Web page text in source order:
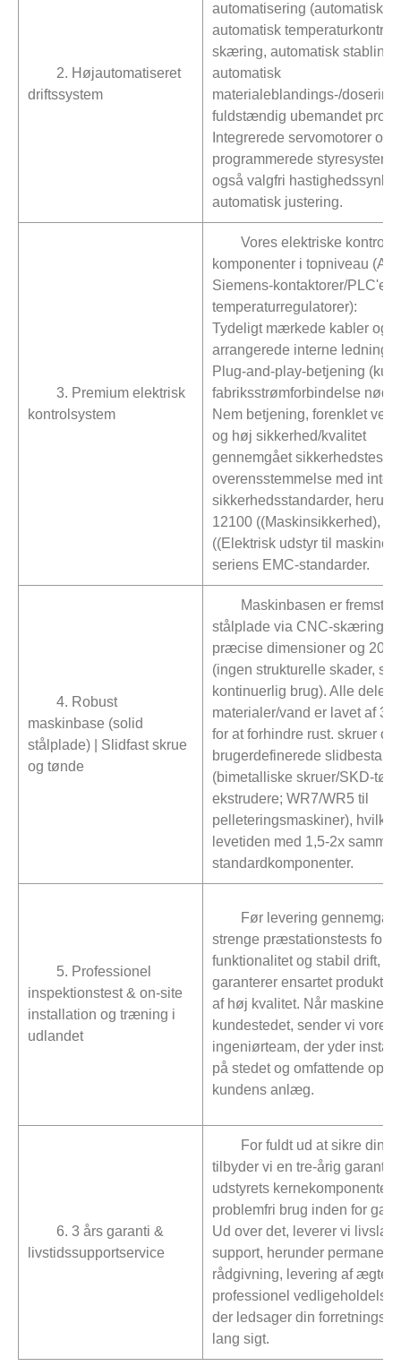
2. Højautomatiseret
driftssystem
automatisering (automatisk
automatisk
skæring, automatisk
automatisk
materialeblandings-/
fuldstændig ubemandet
Integrerede servomotorer og
programmerede
også valgfri
automatisk justering.
3. Premium elektrisk
kontrolsystem
Vores elektriske
komponenter i topniveau
Siemens-kontaktorer/PLC'er,
temperaturregulatorer):
Tydeligt mærkede kabler og
arrangerede interne ledninger
Plug-and-play-betjening (kun
fabriksstrømforbindelse
Nem betjening, forenklet
og høj sikkerhed/kvalitet
gennemgået sikkerhedstest
overensstemmelse med
sikkerhedsstandarder,
12100 ((Maskinsikkerhed),
((Elektrisk udstyr til
seriens EMC-standarder.
4. Robust
maskinbase (solid
stålplade) | Slidfast skrue
og tønde
Maskinbasen er
stålplade via CNC-skæring/
præcise dimensioner og 20+
(ingen strukturelle skader,
kontinuerlig brug). Alle dele i
materialer/vand er lavet af
for at forhindre rust. skruer
brugerdefinerede
(bimetalliske skruer/SKD-
ekstrudere; WR7/WR5 til
pelleteringsmaskiner),
levetiden med 1,5-2x
standardkomponenter.
5. Professionel
inspektionstest & on-site
installation og træning i
udlandet
Før levering gennemgår
strenge præstationstests for
funktionalitet og stabil drift,
garanterer ensartet
af høj kvalitet. Når maskinen
kundestedet, sender vi vores
ingeniørteam, der yder
på stedet og omfattende
kundens anlæg.
6. 3 års garanti &
livstidssupportservice
For fuldt ud at sikre din
tilbyder vi en tre-årig garanti,
udstyrets kernekomponenter,
problemfri brug inden for
Ud over det, leverer vi
support, herunder permanent
rådgivning, levering af ægte
professionel
der ledsager din
lang sigt.